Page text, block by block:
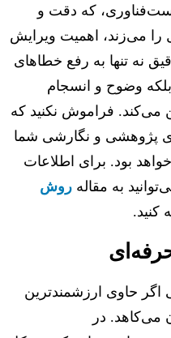
که دقت و
اهمیت ویرایش
تنها به رفع خطاهای
وضوح و انسجام
فراموش نکنید که
پژوهشی و نگارشی شما
بود. برای اطلاعات
به مقالهروش
حاوی ارزشمندترین
در